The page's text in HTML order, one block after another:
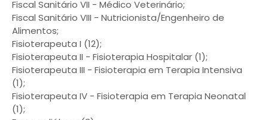
Fiscal Sanitário VII - Médico Veterinário;
Fiscal Sanitário VIII - Nutricionista/Engenheiro de
Alimentos;
Fisioterapeuta I (12);
Fisioterapeuta II - Fisioterapia Hospitalar (1);
Fisioterapeuta III - Fisioterapia em Terapia Intensiva
(1);
Fisioterapeuta IV - Fisioterapia em Terapia Neonatal
(1);